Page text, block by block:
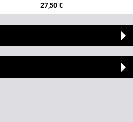
27,50 €